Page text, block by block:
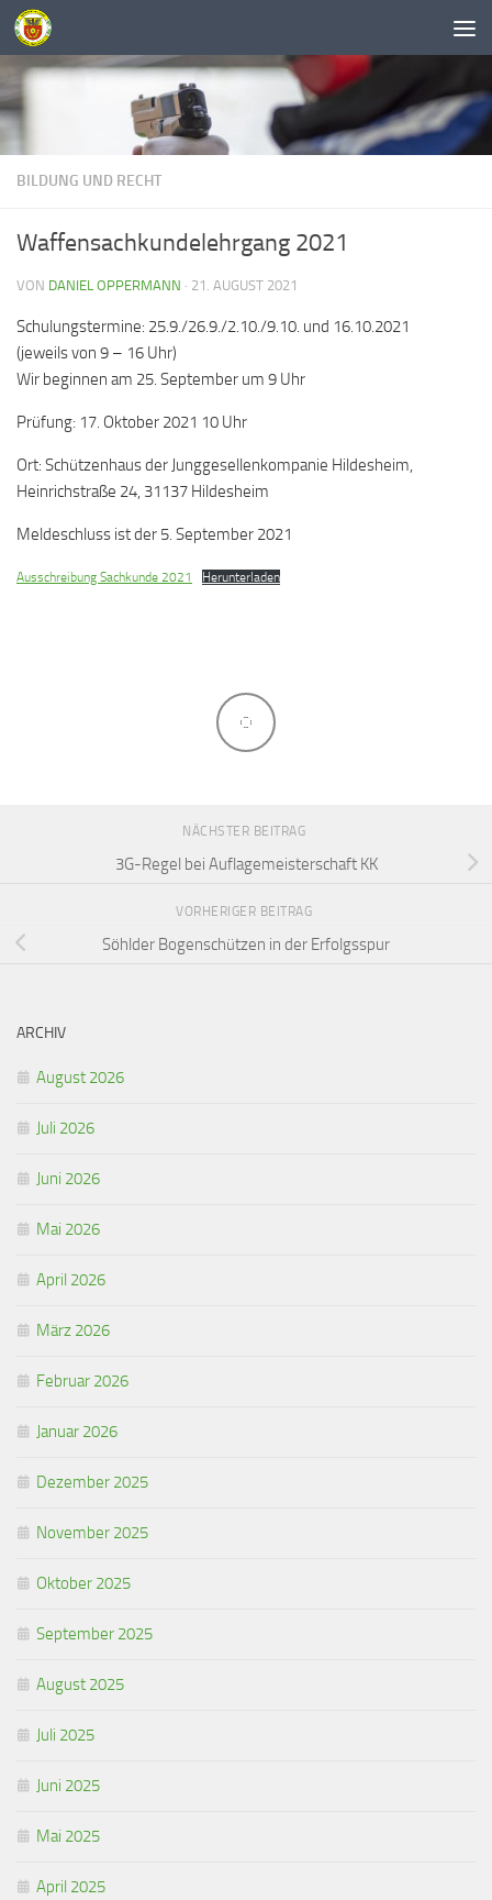
Unter dem Inhalt
BILDUNG UND RECHT
Waffensachkundelehrgang 2021
VON DANIEL OPPERMANN · 21. AUGUST 2021
Schulungstermine: 25.9./26.9./2.10./9.10. und 16.10.2021
(jeweils von 9 – 16 Uhr)
Wir beginnen am 25. September um 9 Uhr
Prüfung: 17. Oktober 2021 10 Uhr
Ort: Schützenhaus der Junggesellenkompanie Hildesheim,
Heinrichstraße 24, 31137 Hildesheim
Meldeschluss ist der 5. September 2021
Ausschreibung Sachkunde 2021 Herunterladen
NÄCHSTER BEITRAG
3G-Regel bei Auflagemeisterschaft KK
VORHERIGER BEITRAG
Söhlder Bogenschützen in der Erfolgsspur
ARCHIV
August 2026
Juli 2026
Juni 2026
Mai 2026
April 2026
März 2026
Februar 2026
Januar 2026
Dezember 2025
November 2025
Oktober 2025
September 2025
August 2025
Juli 2025
Juni 2025
Mai 2025
April 2025